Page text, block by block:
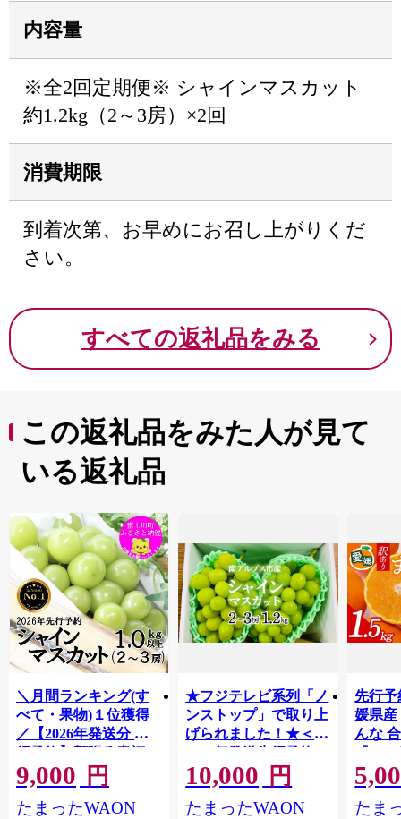
内容量
※全2回定期便※ シャインマスカット
約1.2kg（2～3房）×2回
消費期限
到着次第、お早めにお召し上がりくだ
さい。
すべての返礼品をみる
この返礼品をみた人が見て
いる返礼品
＼月間ランキング(す
べて・果物)１位獲得
／【2026年発送分 先
行予約】頬張る幸福
感 〜緑の宝石・ シ
ャインマスカット 〜
１ｋｇ以上（２〜３
9,000 円
たまったWAON
★フジテレビ系列「ノ
ンストップ」で取り上
げられました！★＜
2026年発送先行予約＞
南アルプス市産シャイ
ンマスカット1.2kg以
上（2～3房） クール
10,000 円
たまったWAON
先行予
媛県産
んな
『
出荷
ご自宅
マド
たま